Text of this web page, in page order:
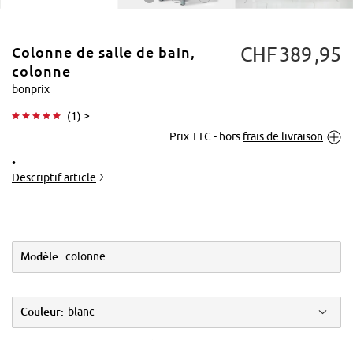
agrandir
Colonne de salle de bain,
colonne
bonprix
(1) >
CHF389 95
Prix TTC - hors frais de livraison
Descriptif article
Modèle: colonne
Couleur: blanc